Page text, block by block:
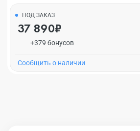
ПОД ЗАКАЗ
37 890₽
+379 бонусов
Cообщить о наличии